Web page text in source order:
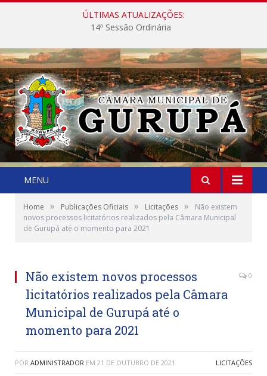
ÚLTIMAS ATUALIZAÇÕES:
14ª Sessão Ordinária
MENU
Home » Publicações Oficiais » Licitações »
Não existem
novos processos licitatórios realizados pela Câmara Municipal
de Gurupá até o momento para 2021
Não existem novos processos
licitatórios realizados pela Câmara
Municipal de Gurupá até o
momento para 2021
0
POR ADMINISTRADOR EM 21 DE OUTUBRO DE 2021 LICITAÇÕES